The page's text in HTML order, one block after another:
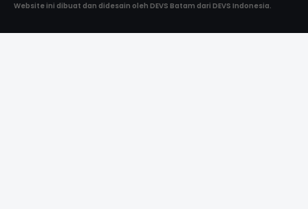
Website ini dibuat dan didesain oleh DEVS Batam dari DEVS Indonesia.